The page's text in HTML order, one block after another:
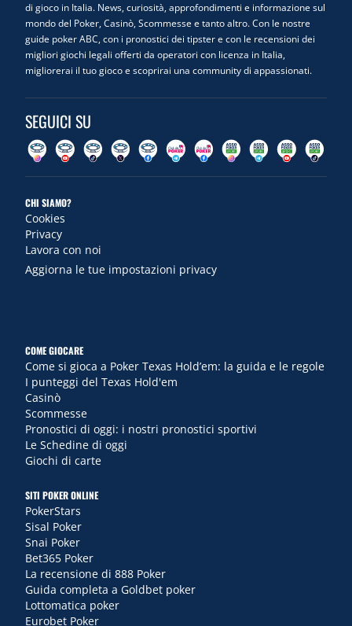
di gioco in Italia. News, curiosità, approfondimenti e informazione sul
mondo del Poker, Casinò, Scommesse e tanto altro. Con le nostre
guide poker ABC, con i pronostici dei tipster e con le recensioni dei
migliori giochi legali offerti da operatori con licenza in Italia,
migliorerai il tuo gioco e scoprirai una community di appassionati.
SEGUICI SU
CHI SIAMO?
Cookies
Privacy
Lavora con noi
Aggiorna le tue impostazioni privacy
COME GIOCARE
Come si gioca a Poker Texas Hold’em: la guida e le regole
I punteggi del Texas Hold'em
Casinò
Scommesse
Pronostici di oggi: i nostri pronostici sportivi
Le Schedine di oggi
Giochi di carte
SITI POKER ONLINE
PokerStars
Sisal Poker
Snai Poker
Bet365 Poker
La recensione di 888 Poker
Guida completa a Goldbet poker
Lottomatica poker
Eurobet Poker